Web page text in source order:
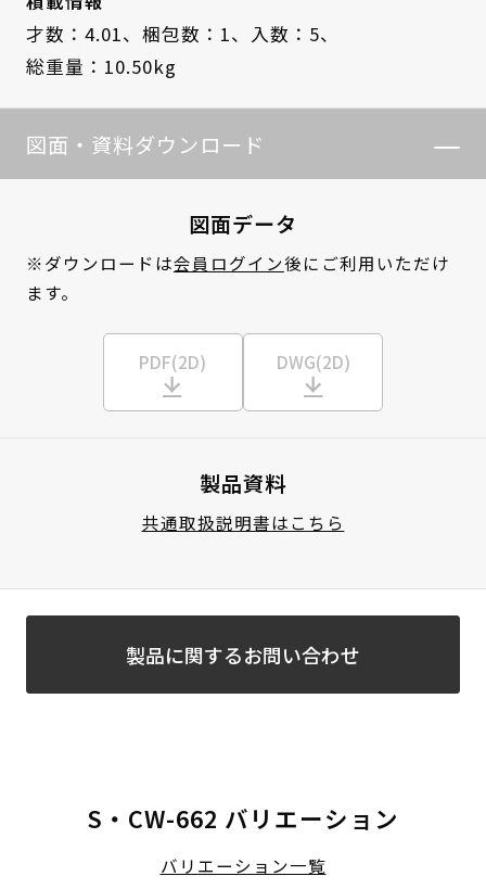
才数：4.01、 梱包数：1、
入数：5、
総重量：10.50kg
図面・資料ダウンロード
図面データ
※ダウンロードは会員ログイン後にご利用いただけ
ます。
PDF(2D) DWG(2D)
製品資料
共通取扱説明書はこちら
製品に関するお問い合わせ
S・CW-662 バリエーション
バリエーション一覧